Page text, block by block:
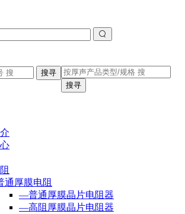
搜寻
搜寻
通厚膜电阻
—普通厚膜晶片电阻器
—高阻厚膜晶片电阻器